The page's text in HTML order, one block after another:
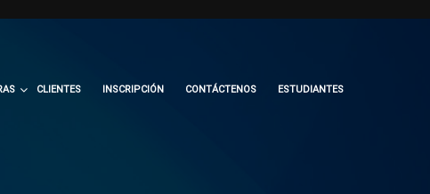
CLIENTES INSCRIPCIÓN CONTÁCTENOS ESTUDIANTES